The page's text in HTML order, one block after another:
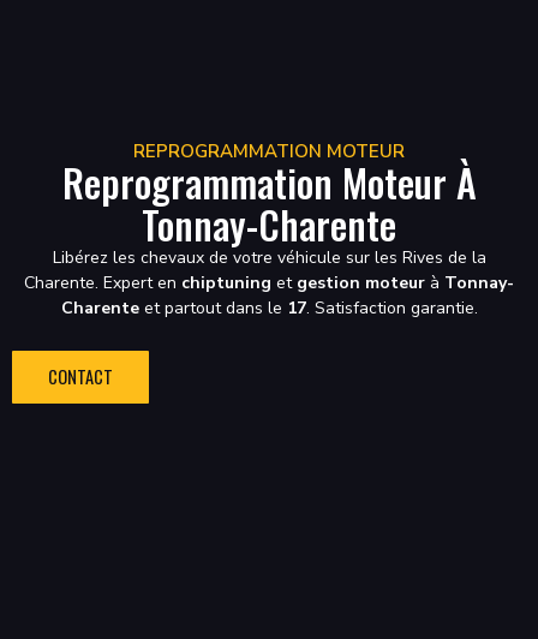
REPROGRAMMATION MOTEUR
Reprogrammation Moteur À
Tonnay-Charente
Libérez les chevaux de votre véhicule sur les Rives de la
Charente. Expert en chiptuning et gestion moteur à Tonnay-
Charenteet partout dans le 17. Satisfaction garantie.
CONTACT